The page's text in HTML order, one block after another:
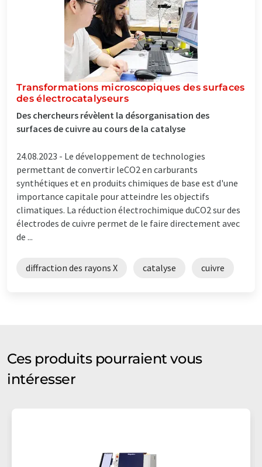
Transformations microscopiques des surfaces
des électrocatalyseurs
Des chercheurs révèlent la désorganisation des
surfaces de cuivre au cours de la catalyse
24.08.2023 - Le développement de technologies
permettant de convertir leCO2 en carburants
synthétiques et en produits chimiques de base est d'une
importance capitale pour atteindre les objectifs
climatiques. La réduction électrochimique duCO2 sur des
électrodes de cuivre permet de le faire directement avec
de ...
diffraction des rayons X catalyse cuivre
Ces produits pourraient vous
intéresser